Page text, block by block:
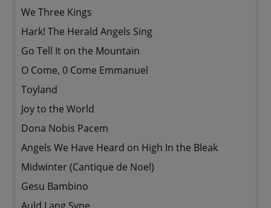
We Three Kings
Hark! The Herald Angels Sing
Go Tell It on the Mountain
O Come, 0 Come Emmanuel
Toyland
Joy to the World
Dona Nobis Pacem
Angels We Have Heard on High In the Bleak
Midwinter (Cantique de Noel)
Gesu Bambino